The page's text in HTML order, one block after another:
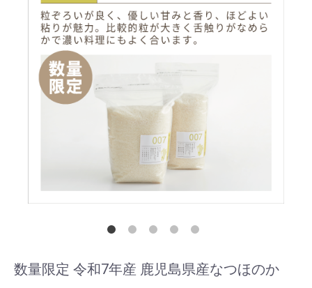
数量限定 令和7年産 鹿児島県産なつほのか